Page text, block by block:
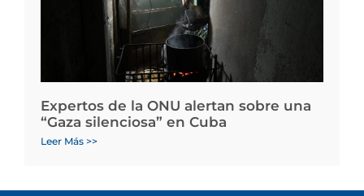
Expertos de la ONU alertan sobre una
“Gaza silenciosa” en Cuba
Leer Más >>